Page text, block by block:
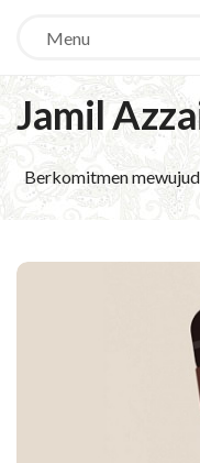
Menu
Jamil
Berkomitmen